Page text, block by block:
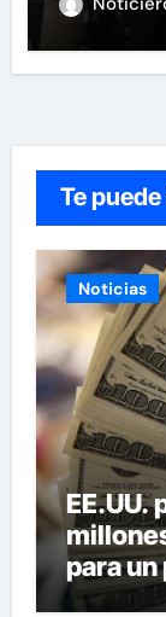
Te
Noticias
EE.UU.
para un